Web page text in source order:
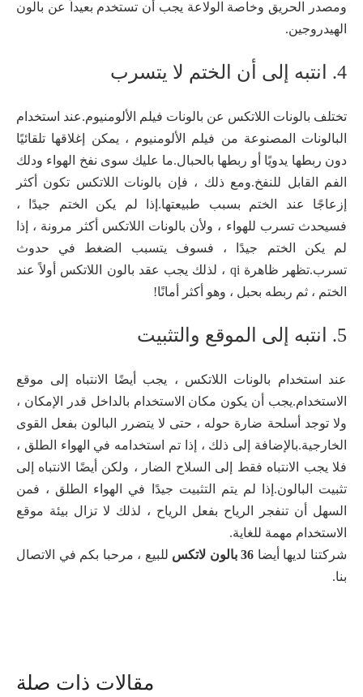
ومصدر الحريق وخاصة الولاعة يجب أن تستخدم بعيداً عن بالون
الهيدروجين.
4. انتبه إلى أن الختم لا يتسرب
تختلف بالونات اللاتكس عن بالونات فيلم الألومنيوم.عند استخدام
البالونات المصنوعة من فيلم الألومنيوم ، يمكن إغلاقها تلقائيًا
دون ربطها يدويًا أو ربطها بالحبال.ما عليك سوى نفخ الهواء ودلك
الفم القابل للنفخ.ومع ذلك ، فإن بالونات اللاتكس تكون أكثر
إزعاجًا عند الختم بسبب طبيعتها.إذا لم يكن الختم جيدًا ،
فسيحدث تسرب للهواء ، ولأن بالونات اللاتكس أكثر مرونة ، إذا
لم يكن الختم جيدًا ، فسوف يتسبب الضغط في حدوث
تسرب.تظهر ظاهرة qi ، لذلك يجب عقد بالون اللاتكس أولاً عند
الختم ، ثم ربطه بحبل ، وهو أكثر أمانًا!
5. انتبه إلى الموقع والتثبيت
عند استخدام بالونات اللاتكس ، يجب أيضًا الانتباه إلى موقع
الاستخدام.يجب أن يكون مكان الاستخدام بالداخل قدر الإمكان ،
ولا توجد أسلحة ضارة حوله ، حتى لا يتضرر البالون بفعل القوى
الخارجية.بالإضافة إلى ذلك ، إذا تم استخدامه في الهواء الطلق ،
فلا يجب الانتباه فقط إلى السلاح الضار ، ولكن أيضًا الانتباه إلى
تثبيت البالون.إذا لم يتم التثبيت جيدًا في الهواء الطلق ، فمن
السهل أن تنفجر الرياح بفعل الرياح ، لذلك لا تزال بيئة موقع
الاستخدام مهمة للغاية.
شركتنا لديها أيضا 36 بالون لاتكس
للبيع ، مرحبا بكم في الاتصال
بنا.
مقالات ذات صلة